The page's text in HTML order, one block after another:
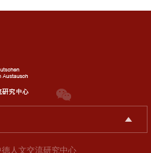
德人文交流研究中心